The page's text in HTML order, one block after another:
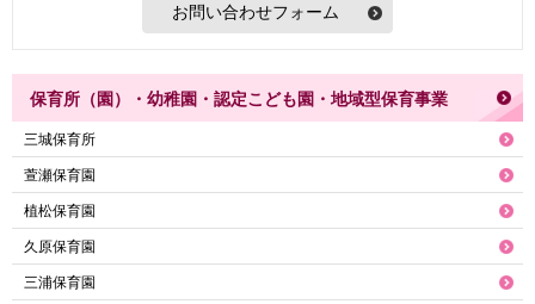
保育所（園）・幼稚園・認定こども園・地域型保育事業
三城保育所
萱瀬保育園
植松保育園
久原保育園
三浦保育園